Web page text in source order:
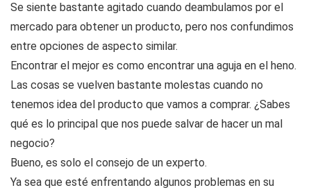
Se siente bastante agitado cuando deambulamos por el
mercado para obtener un producto, pero nos confundimos
entre opciones de aspecto similar.
Encontrar el mejor es como encontrar una aguja en el heno.
Las cosas se vuelven bastante molestas cuando no
tenemos idea del producto que vamos a comprar. ¿Sabes
qué es lo principal que nos puede salvar de hacer un mal
negocio?
Bueno, es solo el consejo de un experto.
Ya sea que esté enfrentando algunos problemas en su